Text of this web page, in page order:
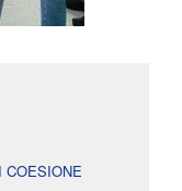
COESIONE